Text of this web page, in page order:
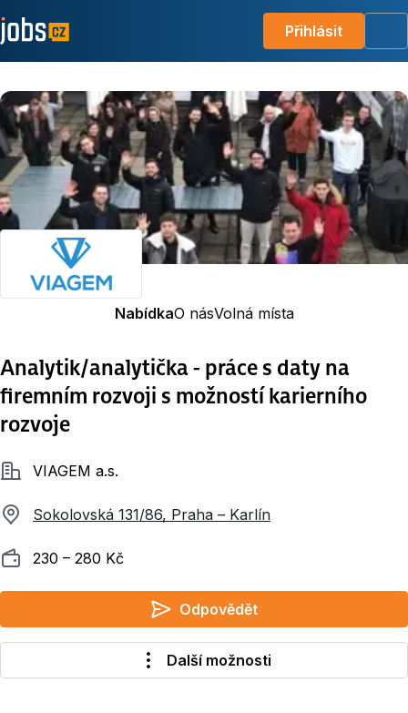
Přihlásit
NabídkaO násVolná místa
Analytik/analytička - práce s daty na
firemním rozvoji s možností karierního
rozvoje
SpolečnostVIAGEM a.s.
Sokolovská 131/86, Praha – Karlín
Plat 230 ‍–‍ 280 Kč
Odpovědět
Další možnosti